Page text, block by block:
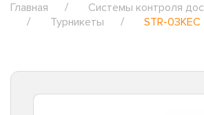
Главная
Системы контроля
Турникеты
STR-03KEC